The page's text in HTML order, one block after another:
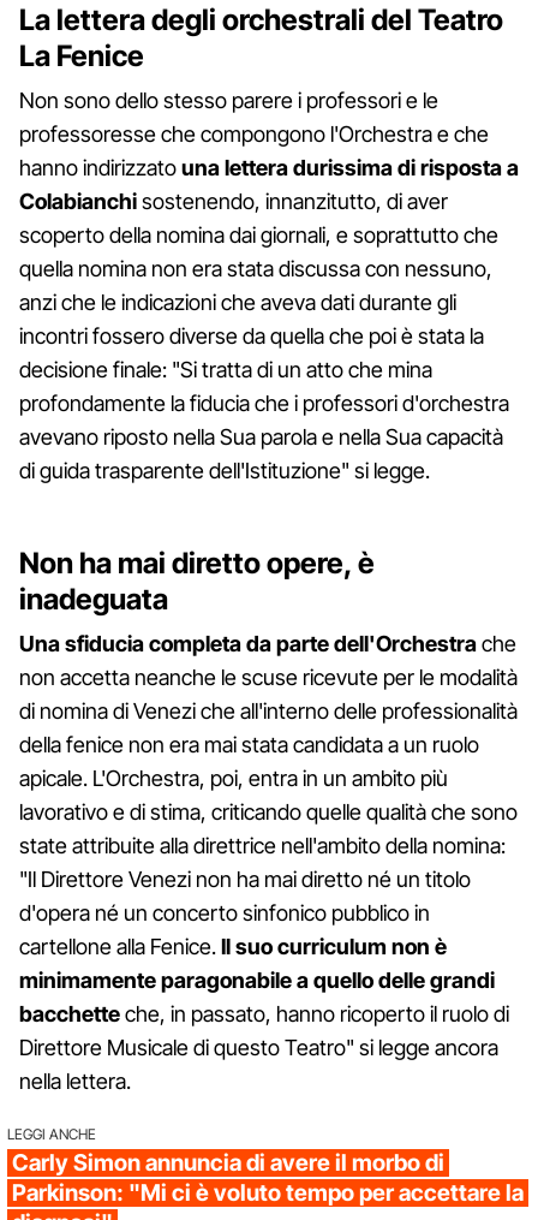
La lettera degli orchestrali del Teatro
La Fenice
Non sono dello stesso parere i professori e le
professoresse che compongono l'Orchestra e che
hanno indirizzatouna lettera durissima di risposta a
Colabianchisostenendo, innanzitutto, di aver
scoperto della nomina dai giornali, e soprattutto che
quella nomina non era stata discussa con nessuno,
anzi che le indicazioni che aveva dati durante gli
incontri fossero diverse da quella che poi è stata la
decisione finale: "Si tratta di un atto che mina
profondamente la fiducia che i professori d'orchestra
avevano riposto nella Sua parola e nella Sua capacità
di guida trasparente dell'Istituzione" si legge.
Non ha mai diretto opere, è
inadeguata
Una sfiducia completa da parte dell'Orchestrache
non accetta neanche le scuse ricevute per le modalità
di nomina di Venezi che all'interno delle professionalità
della fenice non era mai stata candidata a un ruolo
apicale. L'Orchestra, poi, entra in un ambito più
lavorativo e di stima, criticando quelle qualità che sono
state attribuite alla direttrice nell'ambito della nomina:
"Il Direttore Venezi non ha mai diretto né un titolo
d'opera né un concerto sinfonico pubblico in
cartellone alla Fenice.Il suo curriculum non è
minimamente paragonabile a quello delle grandi
bacchetteche, in passato, hanno ricoperto il ruolo di
Direttore Musicale di questo Teatro" si legge ancora
nella lettera.
LEGGI ANCHE
Carly Simon annuncia di avere il morbo di
Parkinson: "Mi ci è voluto tempo per accettare la